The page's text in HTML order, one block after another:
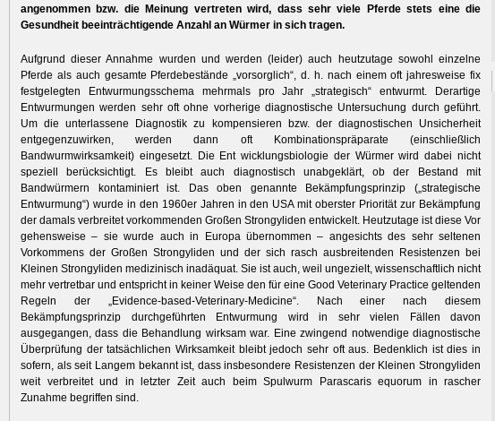
angenommen bzw. die Meinung vertreten wird, dass sehr viele Pferde stets eine die
Gesundheit beeinträchtigende Anzahl an Würmer in sich tragen.
Aufgrund dieser Annahme wurden und werden (leider) auch heutzutage sowohl einzelne
Pferde als auch gesamte Pferdebestände „vorsorglich“, d. h. nach einem oft jahresweise fix
festgelegten Entwurmungsschema mehrmals pro Jahr „strategisch“ entwurmt. Derartige
Entwurmungen werden sehr oft ohne vorherige diagnostische Untersuchung durch geführt.
Um die unterlassene Diagnostik zu kompensieren bzw. der diagnostischen Unsicherheit
entgegenzuwirken, werden dann oft Kombinationspräparate (einschließlich
Bandwurmwirksamkeit) eingesetzt. Die Ent wicklungsbiologie der Würmer wird dabei nicht
speziell berücksichtigt. Es bleibt auch diagnostisch unabgeklärt, ob der Bestand mit
Bandwürmern kontaminiert ist. Das oben genannte Bekämpfungsprinzip („strategische
Entwurmung“) wurde in den 1960er Jahren in den USA mit oberster Priorität zur Bekämpfung
der damals verbreitet vorkommenden Großen Strongyliden entwickelt. Heutzutage ist diese Vor
gehensweise – sie wurde auch in Europa übernommen – angesichts des sehr seltenen
Vorkommens der Großen Strongyliden und der sich rasch ausbreitenden Resistenzen bei
Kleinen Strongyliden medizinisch inadäquat. Sie ist auch, weil ungezielt, wissenschaftlich nicht
mehr vertretbar und entspricht in keiner Weise den für eine Good Veterinary Practice geltenden
Regeln der „Evidence-based-Veterinary-Medicine“. Nach einer nach diesem
Bekämpfungsprinzip durchgeführten Entwurmung wird in sehr vielen Fällen davon
ausgegangen, dass die Behandlung wirksam war. Eine zwingend notwendige diagnostische
Überprüfung der tatsächlichen Wirksamkeit bleibt jedoch sehr oft aus. Bedenklich ist dies in
sofern, als seit Langem bekannt ist, dass insbesondere Resistenzen der Kleinen Strongyliden
weit verbreitet und in letzter Zeit auch beim Spulwurm Parascaris equorum in rascher
Zunahme begriffen sind.